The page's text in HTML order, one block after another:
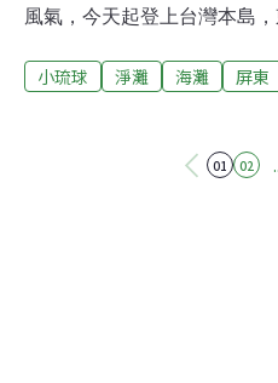
風氣，今天起登上台灣本島
下，產官學各界包括大鵬灣
同的是，東港海灘貨幣是以
小琉球 淨灘 海灘 屏東
01 02